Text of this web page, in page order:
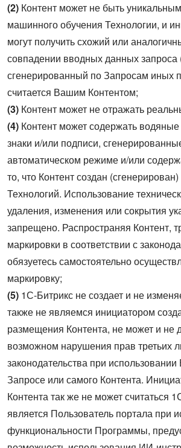
(2) Контент может не быть
машинного обучения Технологии, и
могут получить схожий или
совпадении вводных данных запроса
сгенерированный по Запросам иных
считается Вашим Контентом;
(3) Контент может не отражать
(4) Контент может содержать
знаки и/или подписи,
автоматическом режиме и/или
то, что Контент создан
Технологий. Использование
удаления, изменения или сокрытия
запрещено. Распространяя Контент,
маркировки в соответствии с
обязуетесь самостоятельно
маркировку;
(5) 1С-Битрикс не создает и не
также не являемся инициатором
размещения Контента, не может и не
возможном нарушения прав третьих
законодательства при
Запросе или самого Контента.
Контента так же не может считаться
является Пользователь портала при
функциональности Программы,